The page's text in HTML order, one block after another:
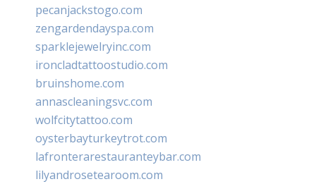
pecanjackstogo.com
zengardendayspa.com
sparklejewelryinc.com
ironcladtattoostudio.com
bruinshome.com
annascleaningsvc.com
wolfcitytattoo.com
oysterbayturkeytrot.com
lafronterarestauranteybar.com
lilyandrosetearoom.com